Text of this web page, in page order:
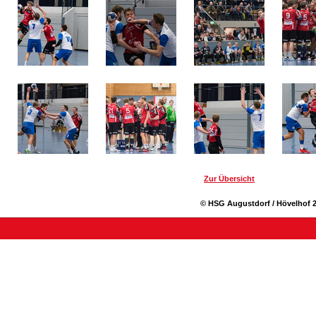
Zur Übersicht
© HSG Augustdorf / Hövelhof